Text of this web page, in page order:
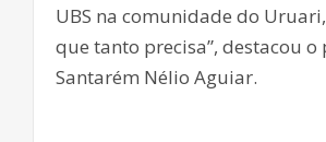
UBS na comunidade do
que tanto precisa”, destacou o
Santarém Nélio Aguiar.